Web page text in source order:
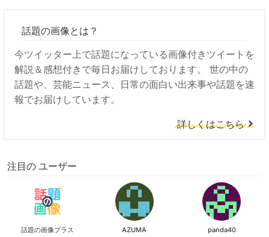
話題の画像とは？
今ツイッター上で話題になっている画像付きツイートを
解説＆感想付きで毎日お届けしております。 世の中の
話題や、芸能ニュース、日常の面白い出来事や話題を速
報でお届けしています。
詳しくはこちら
注目の ユーザー
話題の画像プラス AZUMA panda40